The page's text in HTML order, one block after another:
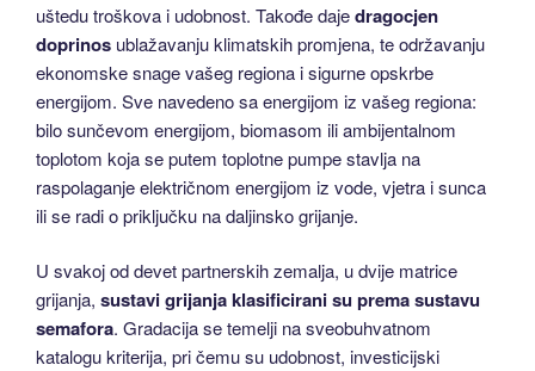
uštedu troškova i udobnost. Takođe dajedragocjen
doprinos ublažavanju klimatskih promjena, te održavanju
ekonomske snage vašeg regiona i sigurne opskrbe
energijom. Sve navedeno sa energijom iz vašeg regiona:
bilo sunčevom energijom, biomasom ili ambijentalnom
toplotom koja se putem toplotne pumpe stavlja na
raspolaganje električnom energijom iz vode, vjetra i sunca
ili se radi o priključku na daljinsko grijanje.
U svakoj od devet partnerskih zemalja, u dvije matrice
grijanja, sustavi grijanja klasificirani su prema sustavu
semafora. Gradacija se temelji na sveobuhvatnom
katalogu kriterija, pri čemu su udobnost, investicijski